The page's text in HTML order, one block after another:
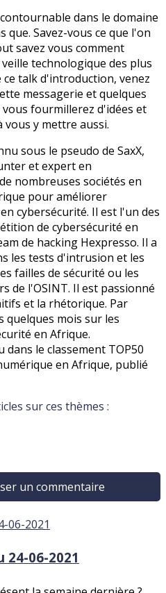
dans le domaine
que. Savez-vous ce que l'on
savez vous comment
technologique des plus
talk d'introduction, venez
messagerie et quelques
vous fourmillerez d'idées et
y mettre aussi.
sous le pseudo de SaxX,
et expert en
nombreuses sociétés en
pour améliorer
cybersécurité. Il est l'un des
de cybersécurité en
de hacking Hexpresso. Il a
les tests d'intrusion et les
failles de sécurité ou les
de l'OSINT. Il est passionné
et la rhétorique. Par
quelques mois sur les
en Afrique.
le classement TOP50
en Afrique, publié
sur ces thèmes :
un commentaire
24-06-2021